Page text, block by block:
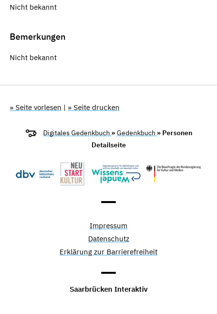
Nicht bekannt
Bemerkungen
Nicht bekannt
» Seite vorlesen | » Seite drucken
Digitales Gedenkbuch »Gedenkbuch » Personen
Detailseite
Impressum
Datenschutz
Erklärung zur Barrierefreiheit
Saarbrücken Interaktiv